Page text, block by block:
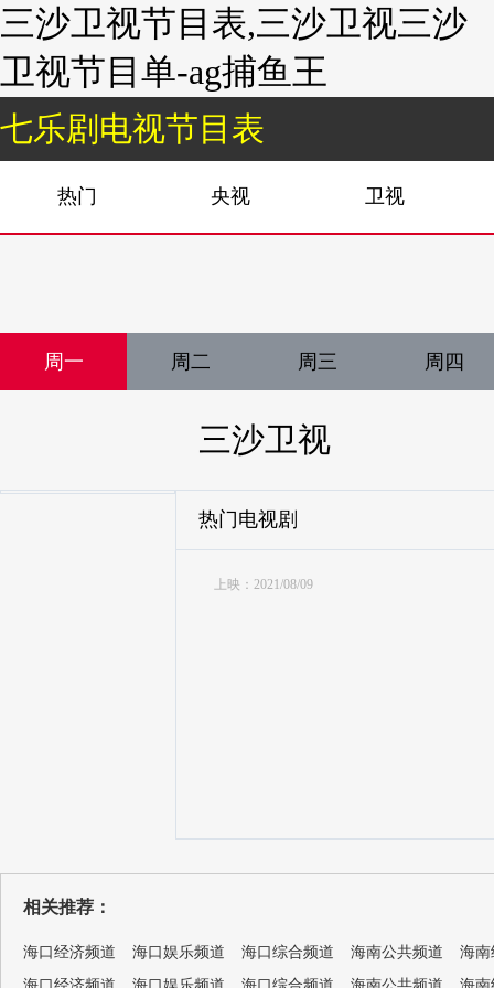
三沙卫视节目表,三沙卫视三沙
卫视节目单-ag捕鱼王
七乐剧电视节目表
热门 央视 卫视
周一 周二 周三 周四
三沙卫视
热门电视剧
上映：2021/08/09
相关推荐：
海口经济频道 海口娱乐频道 海口综合频道 海南公共频道
海南